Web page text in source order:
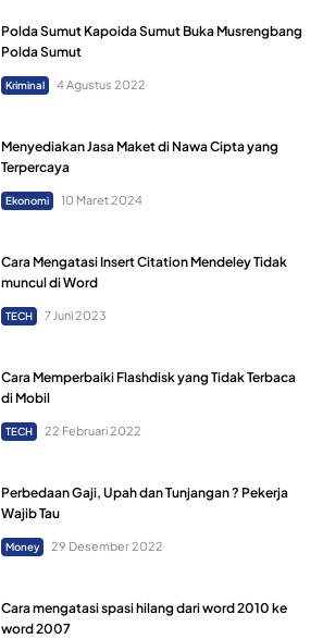
Polda Sumut Kapoida Sumut Buka Musrengbang
Polda Sumut
Kriminal 4 Agustus 2022
Menyediakan Jasa Maket di Nawa Cipta yang
Terpercaya
Ekonomi 10 Maret 2024
Cara Mengatasi Insert Citation Mendeley Tidak
muncul di Word
TECH 7 Juni 2023
Cara Memperbaiki Flashdisk yang Tidak Terbaca
di Mobil
TECH 22 Februari 2022
Perbedaan Gaji, Upah dan Tunjangan ? Pekerja
Wajib Tau
Money 29 Desember 2022
Cara mengatasi spasi hilang dari word 2010 ke
word 2007